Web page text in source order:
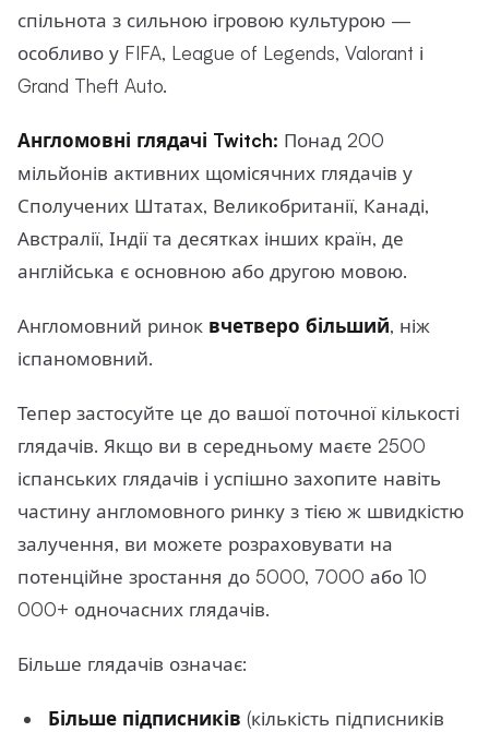
спільнота з сильною ігровою культурою —
особливо у FIFA, League of Legends, Valorant і
Grand Theft Auto.
Англомовні глядачі Twitch: Понад 200
мільйонів активних щомісячних глядачів у
Сполучених Штатах, Великобританії, Канаді,
Австралії, Індії та десятках інших країн, де
англійська є основною або другою мовою.
Англомовний ринок вчетверо більший, ніж
іспаномовний.
Тепер застосуйте це до вашої поточної кількості
глядачів. Якщо ви в середньому маєте 2500
іспанських глядачів і успішно захопите навіть
частину англомовного ринку з тією ж швидкістю
залучення, ви можете розраховувати на
потенційне зростання до 5000, 7000 або 10
000+ одночасних глядачів.
Більше глядачів означає:
Більше підписників (кількість підписників